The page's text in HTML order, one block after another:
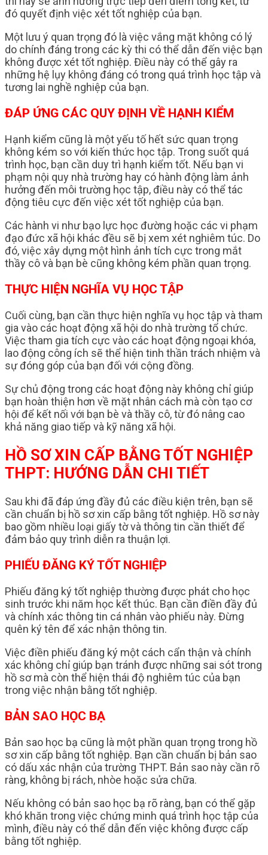
đó quyết định việc xét tốt nghiệp của bạn.
Một lưu ý quan trọng đó là việc vắng mặt không có lý
do chính đáng trong các kỳ thi có thể dẫn đến việc bạn
không được xét tốt nghiệp. Điều này có thể gây ra
những hệ lụy không đáng có trong quá trình học tập và
tương lai nghề nghiệp của bạn.
ĐÁP ỨNG CÁC QUY ĐỊNH VỀ HẠNH KIỂM
Hạnh kiểm cũng là một yếu tố hết sức quan trọng
không kém so với kiến thức học tập. Trong suốt quá
trình học, bạn cần duy trì hạnh kiểm tốt. Nếu bạn vi
phạm nội quy nhà trường hay có hành động làm ảnh
hưởng đến môi trường học tập, điều này có thể tác
động tiêu cực đến việc xét tốt nghiệp của bạn.
Các hành vi như bạo lực học đường hoặc các vi phạm
đạo đức xã hội khác đều sẽ bị xem xét nghiêm túc. Do
đó, việc xây dựng một hình ảnh tích cực trong mắt
thầy cô và bạn bè cũng không kém phần quan trọng.
THỰC HIỆN NGHĨA VỤ HỌC TẬP
Cuối cùng, bạn cần thực hiện nghĩa vụ học tập và tham
gia vào các hoạt động xã hội do nhà trường tổ chức.
Việc tham gia tích cực vào các hoạt động ngoại khóa,
lao động công ích sẽ thể hiện tinh thần trách nhiệm và
sự đóng góp của bạn đối với cộng đồng.
Sự chủ động trong các hoạt động này không chỉ giúp
bạn hoàn thiện hơn về mặt nhân cách mà còn tạo cơ
hội để kết nối với bạn bè và thầy cô, từ đó nâng cao
khả năng giao tiếp và kỹ năng xã hội.
HỒ SƠ XIN CẤP BẰNG TỐT NGHIỆP
THPT: HƯỚNG DẪN CHI TIẾT
Sau khi đã đáp ứng đầy đủ các điều kiện trên, bạn sẽ
cần chuẩn bị hồ sơ xin cấp bằng tốt nghiệp. Hồ sơ này
bao gồm nhiều loại giấy tờ và thông tin cần thiết để
đảm bảo quy trình diễn ra thuận lợi.
PHIẾU ĐĂNG KÝ TỐT NGHIỆP
Phiếu đăng ký tốt nghiệp thường được phát cho học
sinh trước khi năm học kết thúc. Bạn cần điền đầy đủ
và chính xác thông tin cá nhân vào phiếu này. Đừng
quên ký tên để xác nhận thông tin.
Việc điền phiếu đăng ký một cách cẩn thận và chính
xác không chỉ giúp bạn tránh được những sai sót trong
hồ sơ mà còn thể hiện thái độ nghiêm túc của bạn
trong việc nhận bằng tốt nghiệp.
BẢN SAO HỌC BẠ
Bản sao học bạ cũng là một phần quan trọng trong hồ
sơ xin cấp bằng tốt nghiệp. Bạn cần chuẩn bị bản sao
có dấu xác nhận của trường THPT. Bản sao này cần rõ
ràng, không bị rách, nhòe hoặc sửa chữa.
Nếu không có bản sao học bạ rõ ràng, bạn có thể gặp
khó khăn trong việc chứng minh quá trình học tập của
mình, điều này có thể dẫn đến việc không được cấp
bằng tốt nghiệp.